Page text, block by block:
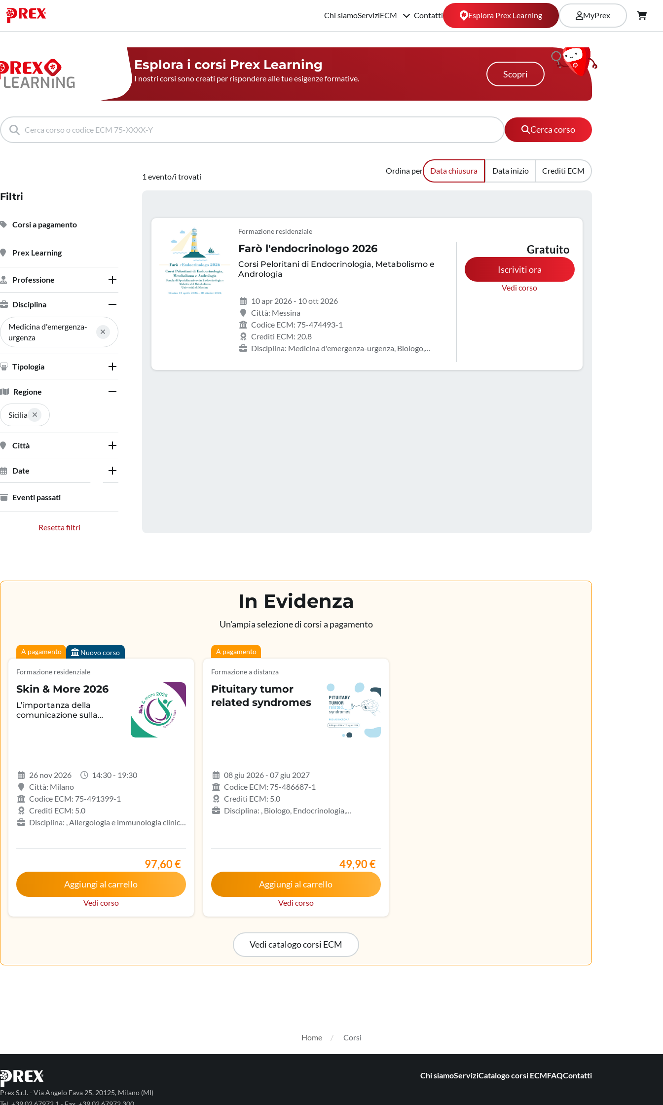
Chi siamoServiziECM Contatti Esplora Prex Learning MyPrex
Esplora i corsi Prex Learning
I nostri corsi sono creati per rispondere alle tue esigenze formative. Scopri
Cerca corso
1 evento/i trovati
Ordina per Data chiusura Data inizio Crediti ECM
Filtri
Corsi a pagamento
Prex Learning
Professione
Disciplina
Medicina d'emergenza-
urgenza
Tipologia
Regione
Sicilia
Città
Date
Eventi passati
Resetta filtri
Formazione residenziale
Farò l'endocrinologo 2026
Corsi Peloritani di Endocrinologia, Metabolismo e
Andrologia
10 apr 2026 - 10 ott 2026
Città: Messina
Codice ECM: 75-474493-1
Crediti ECM: 20.8
Disciplina: Medicina d'emergenza-urgenza, Biologo,
ostetricia, Infermiere, Malattie metaboliche e diabetologia,
Gratuito
Iscriviti ora
Vedi corso
In Evidenza
Un'ampia selezione di corsi a pagamento
A pagamento Nuovo corso
Formazione residenziale
Skin & More 2026
L’importanza della
comunicazione sulla
26 nov 2026
14:30 - 19:30
Città: Milano
Codice ECM: 75-491399-1
Crediti ECM: 5.0
Disciplina: , Allergologia e immunologia clinica,
Medicina del lavoro e sicurezza degli ambienti di
lavoro, Medicina generale (medici di famiglia)
97,60 €
Aggiungi al carrello
Vedi corso
A pagamento
Formazione a distanza
Pituitary tumor
related syndromes
08 giu 2026 - 07 giu 2027
Codice ECM: 75-486687-1
Crediti ECM: 5.0
Disciplina: , Biologo, Endocrinologia,
Iscritto nell’elenco speciale ad esaurimento,
Malattie metaboliche e diabetologia, Medicina
interna, Oncologia, Pediatria, Pediatria (Pediatri
di libera scelta), Tecnico sanitario di radiologia
medica
49,90 €
Aggiungi al carrello
Vedi corso
Vedi catalogo corsi ECM
Home Corsi
Prex S.r.l. - Via Angelo Fava 25, 20125, Milano (MI)
Chi siamoServiziCatalogo corsi ECMFAQContatti